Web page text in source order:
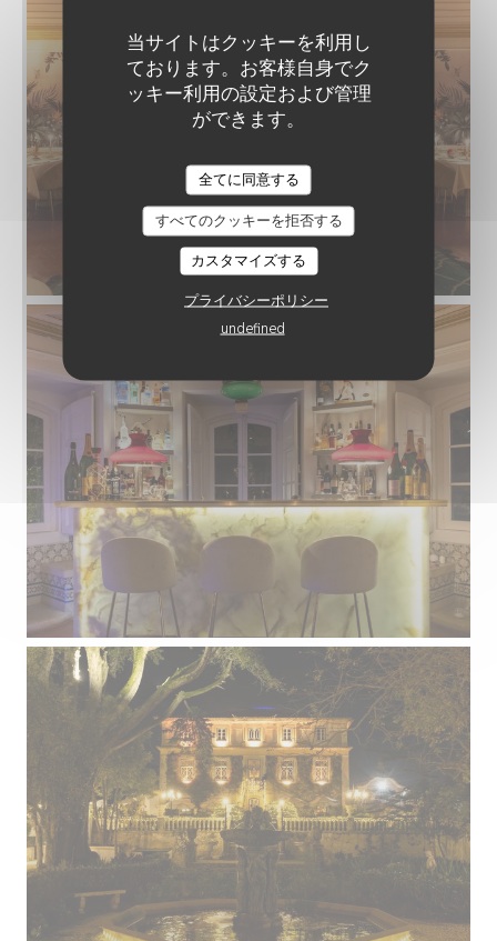
当サイトはクッキーを利用し
ております。お客様自身でク
ッキー利用の設定および管理
ができます。
全てに同意する
すべてのクッキーを拒否する
カスタマイズする
プライバシーポリシー
undefined